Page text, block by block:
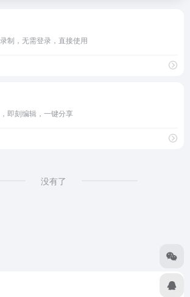
制，无需登录，直接使用
即刻编辑，一键分享
没有了